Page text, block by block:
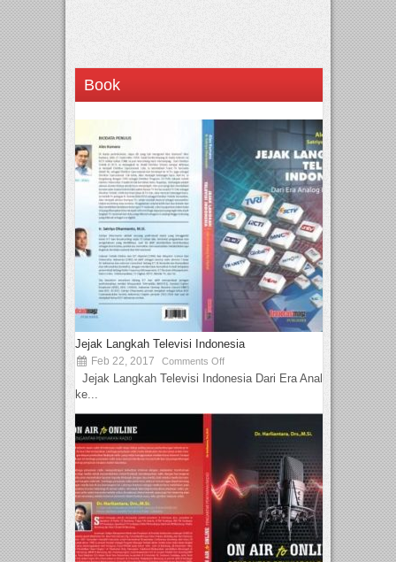
Book
Jejak Langkah Televisi Indonesia
Feb 22, 2017 Comments Off
Jejak Langkah Televisi Indonesia Dari Era Analog
ke...